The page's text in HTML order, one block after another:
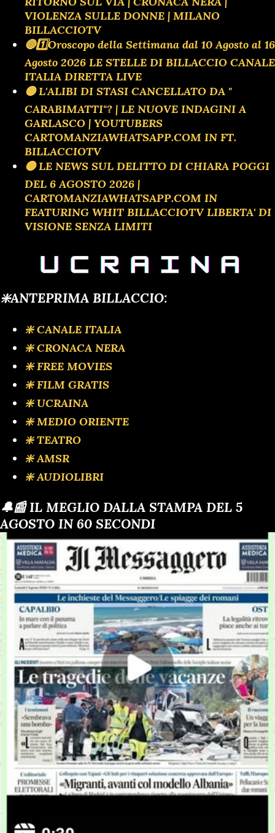
VIOLENZA SULLE DONNE | MILANO
BILLACCIOTV
🔴1️⃣Oroscopo della Settimana dal 10 Agosto al 16
Agosto 2026 LE STELLE DI BILLACCIO CANALE
ITALIA DIRETTA LIVE
🟡 L'ALIBI DI STASI CANCELLATO DA "
CARABIMATTI"? | LE NUOVE INDAGINI A
GARLASCO | YOUTUBERS
CARTOMANZIAWHATSAPP.COM IN FT.
BILLACCIOTV
🟡 LE NEWS SUL DELITTO DI CHIARA POGGI
DEL 6 AGOSTO 2026 |
CARTOMANZIAWHATSAPP.COM IN
FEATURING WHIT BILLACCIOTV LIBERTA' DI
VISIONE SENZA LIMITI
❇️ANTEPRIMA BILLACCIO:
❇️ CANALE ITALIA
❇️ CRONACA NERA
❇️ FREE MOVIES
❇️ FILM GRATIS
❇️ UCRAINA
❇️ MEDIO ORIENTE
❇️ TEATRO
❇️ AMSR
❇️ AUDIOLIBRI
🔔📰 IL MEGLIO DALLA STAMPA DEL 5
AGOSTO IN 60 SECONDI